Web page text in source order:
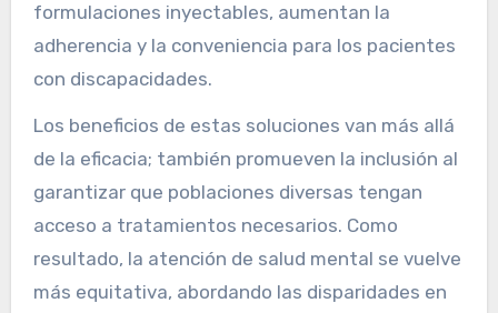
formulaciones inyectables, aumentan la
adherencia y la conveniencia para los pacientes
con discapacidades.
Los beneficios de estas soluciones van más allá
de la eficacia; también promueven la inclusión al
garantizar que poblaciones diversas tengan
acceso a tratamientos necesarios. Como
resultado, la atención de salud mental se vuelve
más equitativa, abordando las disparidades en